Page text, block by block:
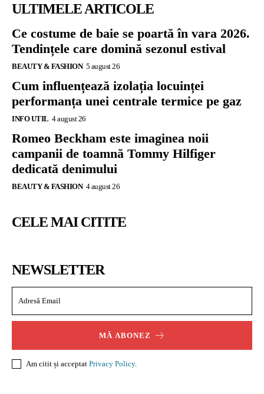
ULTIMELE ARTICOLE
Ce costume de baie se poartă în vara 2026.
Tendințele care domină sezonul estival
BEAUTY & FASHION 5 august 26
Cum influențează izolația locuinței
performanța unei centrale termice pe gaz
INFO UTIL 4 august 26
Romeo Beckham este imaginea noii
campanii de toamnă Tommy Hilfiger
dedicată denimului
BEAUTY & FASHION 4 august 26
CELE MAI CITITE
NEWSLETTER
MĂ ABONEZ
Am citit și acceptat Privacy Policy.